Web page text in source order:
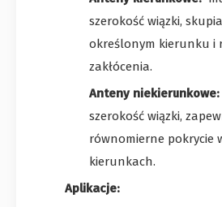
szerokość wiązki,
określonym kierunku i
zakłócenia.
Anteny niekierunkowe:
szerokość wiązki,
równomierne pokrycie
kierunkach.
Aplikacje: